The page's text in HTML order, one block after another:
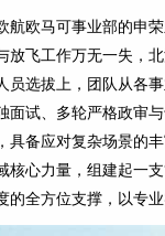
航欧马可事业部的申
放飞工作万无一失，
员选拔上，团队从各
面试、多轮严格政审
具备应对复杂场景的
核心力量，组建起一
的全方位支撑，以专